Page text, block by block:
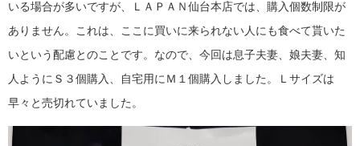
いる場合が多いですが、ＬＡＰＡＮ仙台本店では、購入個数制限が
ありません。これは、ここに買いに来られない人にも食べて貰いた
いという配慮とのことです。なので、今回は息子夫妻、娘夫妻、知
人ようにＳ３個購入、自宅用にＭ１個購入しました。Ｌサイズは
早々と売切れていました。